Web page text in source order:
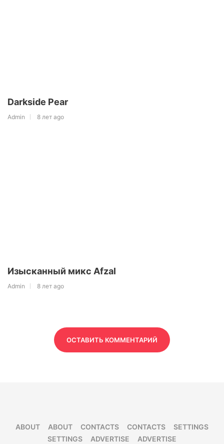
Darkside Pear
Admin 8 лет ago
Изысканный микс Afzal
Admin 8 лет ago
ОСТАВИТЬ КОММЕНТАРИЙ
ABOUT ABOUT CONTACTS CONTACTS
SETTINGS
SETTINGS
ADVERTISE ADVERTISE